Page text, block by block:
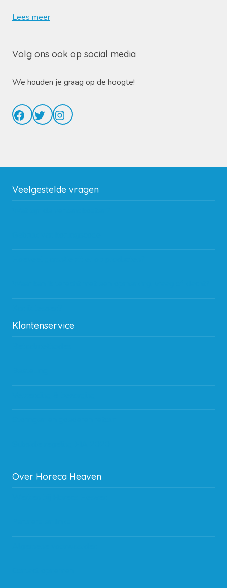
Lees meer
Volg ons ook op social media
We houden je graag op de hoogte!
Facebook
TwitterInstagram
Veelgestelde vragen
Klantenservice
Over Horeca Heaven